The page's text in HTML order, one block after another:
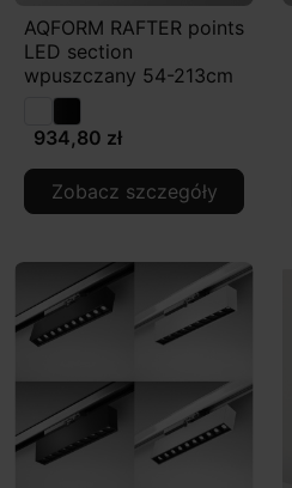
AQFORM RAFTER points
LED section
wpuszczany 54-213cm
934,80 zł
Zobacz szczegóły